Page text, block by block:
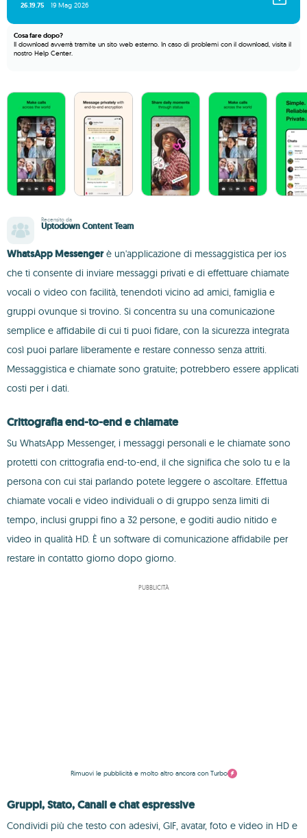
26.19.75 19 Mag 2026
Cosa fare dopo?
Il download avverrà tramite un sito web esterno. In caso di problemi con il download, visita il
nostro Help Center.
Recensito da
Uptodown Content Team
WhatsApp Messengerè un'applicazione di messaggistica per ios
che ti consente di inviare messaggi privati e di effettuare chiamate
vocali o video con facilità, tenendoti vicino ad amici, famiglia e
gruppi ovunque si trovino. Si concentra su una comunicazione
semplice e affidabile di cui ti puoi fidare, con la sicurezza integrata
così puoi parlare liberamente e restare connesso senza attriti.
Messaggistica e chiamate sono gratuite; potrebbero essere applicati
costi per i dati.
Crittografia end-to-end e chiamate
Su WhatsApp Messenger, i messaggi personali e le chiamate sono
protetti con crittografia end-to-end, il che significa che solo tu e la
persona con cui stai parlando potete leggere o ascoltare. Effettua
chiamate vocali e video individuali o di gruppo senza limiti di
tempo, inclusi gruppi fino a 32 persone, e goditi audio nitido e
video in qualità HD. È un software di comunicazione affidabile per
restare in contatto giorno dopo giorno.
PUBBLICITÀ
Rimuovi le pubblicità e molto altro ancora con Turbo
Gruppi, Stato, Canali e chat espressive
Condividi più che testo con adesivi, GIF, avatar, foto e video in HD e